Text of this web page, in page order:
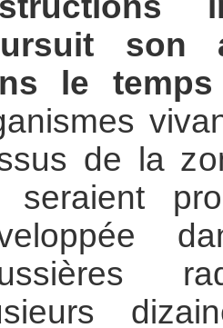
son
le temps
de la
seraient